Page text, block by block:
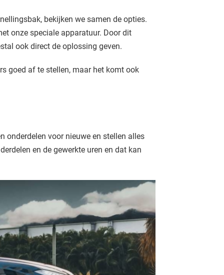
bekijken we samen de opties.
onze speciale apparatuur. Door dit
ook direct de oplossing geven.
goed af te stellen, maar het komt ook
onderdelen voor nieuwe en stellen alles
en de gewerkte uren en dat kan